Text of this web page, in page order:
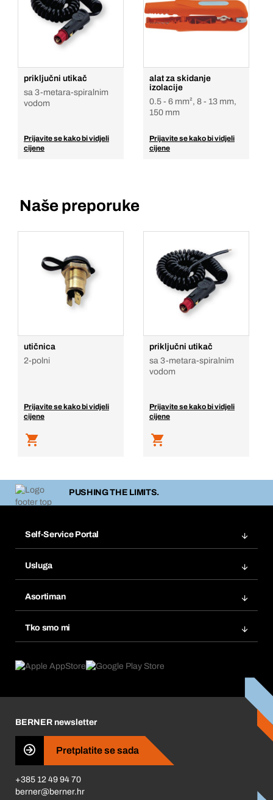
priključni utikač
sa 3-metara-spiralnim
vodom
Prijavite se kako bi vidjeli
cijene
alat za skidanje
izolacije
0.5 - 6 mm², 8 - 13 mm,
150 mm
Prijavite se kako bi vidjeli
cijene
Naše preporuke
utičnica
2-polni
Prijavite se kako bi vidjeli
cijene
priključni utikač
sa 3-metara-spiralnim
vodom
Prijavite se kako bi vidjeli
cijene
PUSHING THE LIMITS.
Self-Service Portal
Popisi želja
Ponovno naručivanje
Pretplate
Usluga
Tražitelji proizvoda
Asortiman
Tko smo mi
Što nas pokreće
Business Conduct
BERNER newsletter
Pretplatite se sada
+385 12 49 94 70
berner@berner.hr